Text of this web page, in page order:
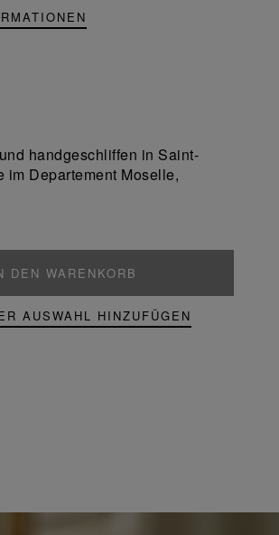
handgeschliffen in Saint-
im Departement Moselle,
DEN WARENKORB
AUSWAHL HINZUFÜGEN